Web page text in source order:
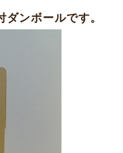
ダンボールです。